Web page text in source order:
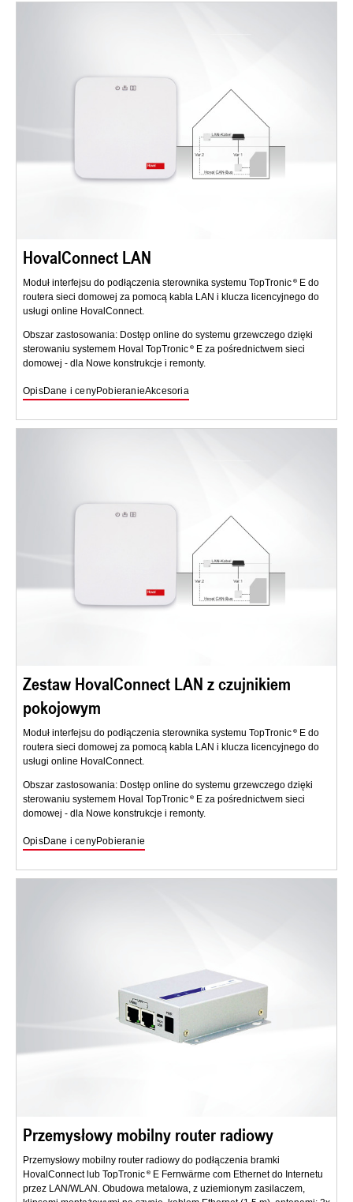
HovalConnect LAN
Moduł interfejsu do podłączenia sterownika systemu TopTronic
E do
routera sieci domowej za pomocą kabla LAN i klucza licencyjnego do
usługi online HovalConnect.
Obszar zastosowania: Dostęp online do systemu grzewczego dzięki
sterowaniu systemem Hoval TopTronic
E za pośrednictwem sieci
domowej - dla Nowe konstrukcje i remonty.
OpisDane i cenyPobieranieAkcesoria
Zestaw HovalConnect LAN z czujnikiem
pokojowym
Moduł interfejsu do podłączenia sterownika systemu TopTronic
E do
routera sieci domowej za pomocą kabla LAN i klucza licencyjnego do
usługi online HovalConnect.
Obszar zastosowania: Dostęp online do systemu grzewczego dzięki
sterowaniu systemem Hoval TopTronic
E za pośrednictwem sieci
domowej - dla Nowe konstrukcje i remonty.
OpisDane i cenyPobieranie
Przemysłowy mobilny router radiowy
Przemysłowy mobilny router radiowy do podłączenia bramki
HovalConnect lub TopTronic
E Fernwärme com Ethernet do Internetu
przez LAN/WLAN. Obudowa metalowa, z uziemionym zasilaczem,